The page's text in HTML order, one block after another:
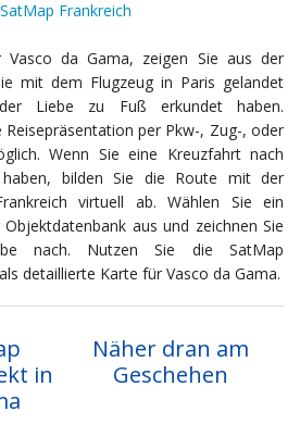
Vasco da Gama, zeigen Sie aus der
mit dem Flugzeug in Paris gelandet
Liebe zu Fuß erkundet haben.
Reisepräsentation per Pkw-, Zug-, oder
Wenn Sie eine Kreuzfahrt nach
haben, bilden Sie die Route mit der
virtuell ab. Wählen Sie ein
aus und zeichnen Sie
nach. Nutzen Sie die SatMap
detaillierte Karte für Vasco da Gama.
in
Näher dran am
Geschehen